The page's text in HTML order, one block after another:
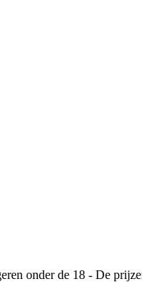
onder de 18 - De